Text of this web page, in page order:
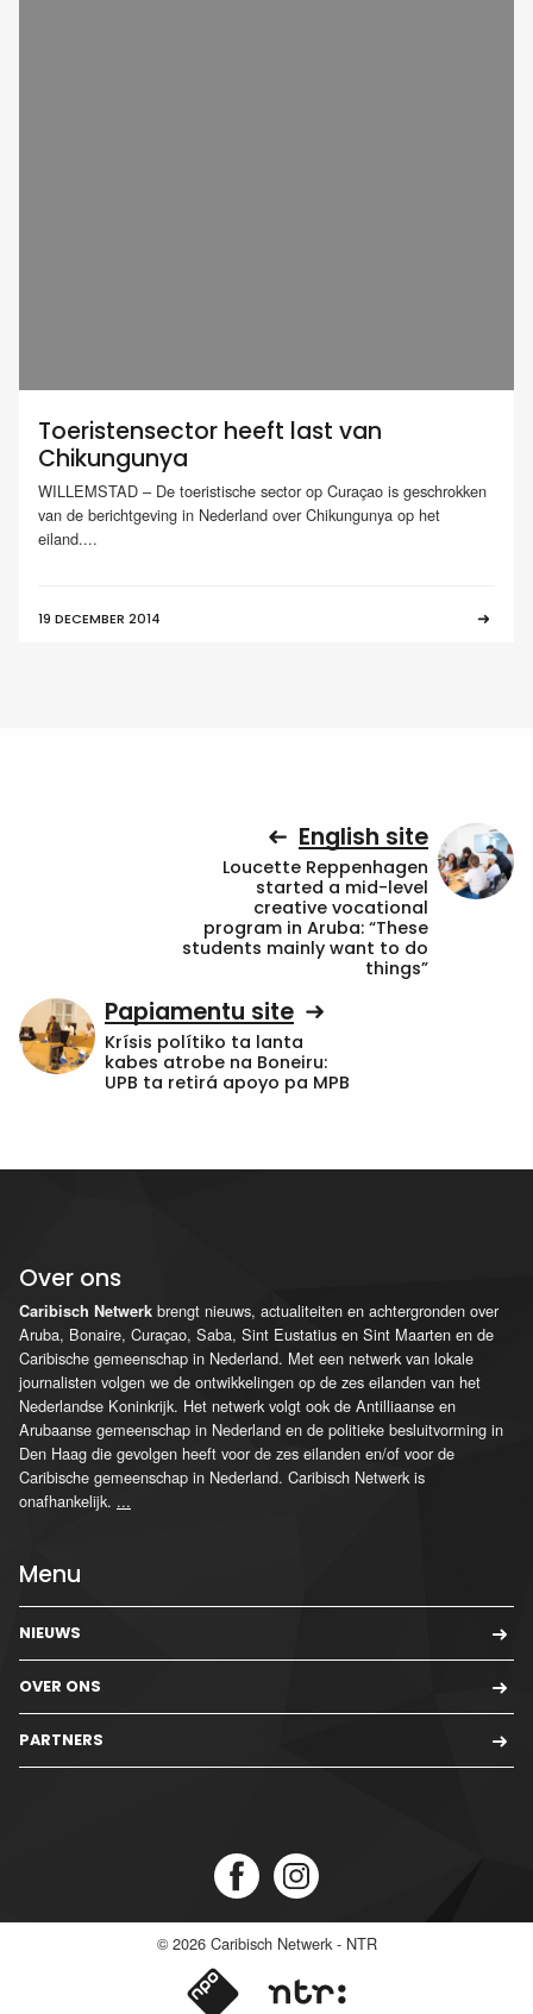
Toeristensector heeft last van
Chikungunya
WILLEMSTAD – De toeristische sector op Curaçao is geschrokken
van de berichtgeving in Nederland over Chikungunya op het
eiland....
19 DECEMBER 2014
English site
Loucette Reppenhagen
started a mid-level
creative vocational
program in Aruba: “These
students mainly want to do
things”
Papiamentu site
Krísis polítiko ta lanta
kabes atrobe na Boneiru:
UPB ta retirá apoyo pa MPB
Over ons
Caribisch Netwerk brengt nieuws, actualiteiten en achtergronden over
Aruba, Bonaire, Curaçao, Saba, Sint Eustatius en Sint Maarten en de
Caribische gemeenschap in Nederland. Met een netwerk van lokale
journalisten volgen we de ontwikkelingen op de zes eilanden van het
Nederlandse Koninkrijk. Het netwerk volgt ook de Antilliaanse en
Arubaanse gemeenschap in Nederland en de politieke besluitvorming in
Den Haag die gevolgen heeft voor de zes eilanden en/of voor de
Caribische gemeenschap in Nederland. Caribisch Netwerk is
onafhankelijk. ...
Menu
NIEUWS
OVER ONS
PARTNERS
© 2026 Caribisch Netwerk - NTR